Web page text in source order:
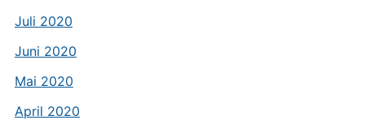
Juli 2020
Juni 2020
Mai 2020
April 2020